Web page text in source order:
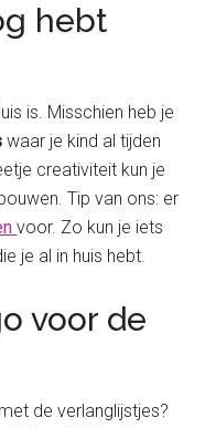
hebt
is. Misschien heb je
waar je kind al tijden
creativiteit kun je
Tip van ons: er
voor. Zo kun je iets
je al in huis hebt.
voor de
de verlanglijstjes?